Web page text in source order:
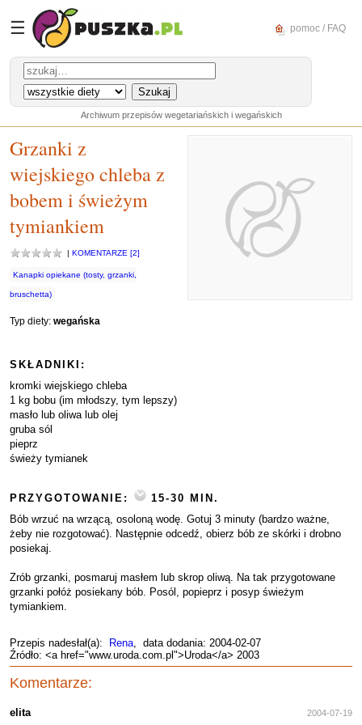
☰ pomoc / FAQ
Archiwum przepisów wegetariańskich i wegańskich
Grzanki z
wiejskiego chleba z
bobem i świeżym
tymiankiem
| KOMENTARZE [2]
Kanapki opiekane (tosty, grzanki,
bruschetta)
Typ diety: wegańska
SKŁADNIKI:
kromki wiejskiego chleba
1 kg bobu (im młodszy, tym lepszy)
masło lub oliwa lub olej
gruba sól
pieprz
świeży tymianek
PRZYGOTOWANIE:
15-30 MIN.
Bób wrzuć na wrzącą, osoloną wodę. Gotuj 3 minuty (bardzo ważne,
żeby nie rozgotować). Następnie odcedź, obierz bób ze skórki i drobno
posiekaj.
Zrób grzanki, posmaruj masłem lub skrop oliwą. Na tak przygotowane
grzanki połóż posiekany bób. Posól, popieprz i posyp świeżym
tymiankiem.
Przepis nadesłał(a): Rena, data dodania: 2004-02-07
Źródło: <a href="www.uroda.com.pl">Uroda</a> 2003
Komentarze:
elita 2004-07-19